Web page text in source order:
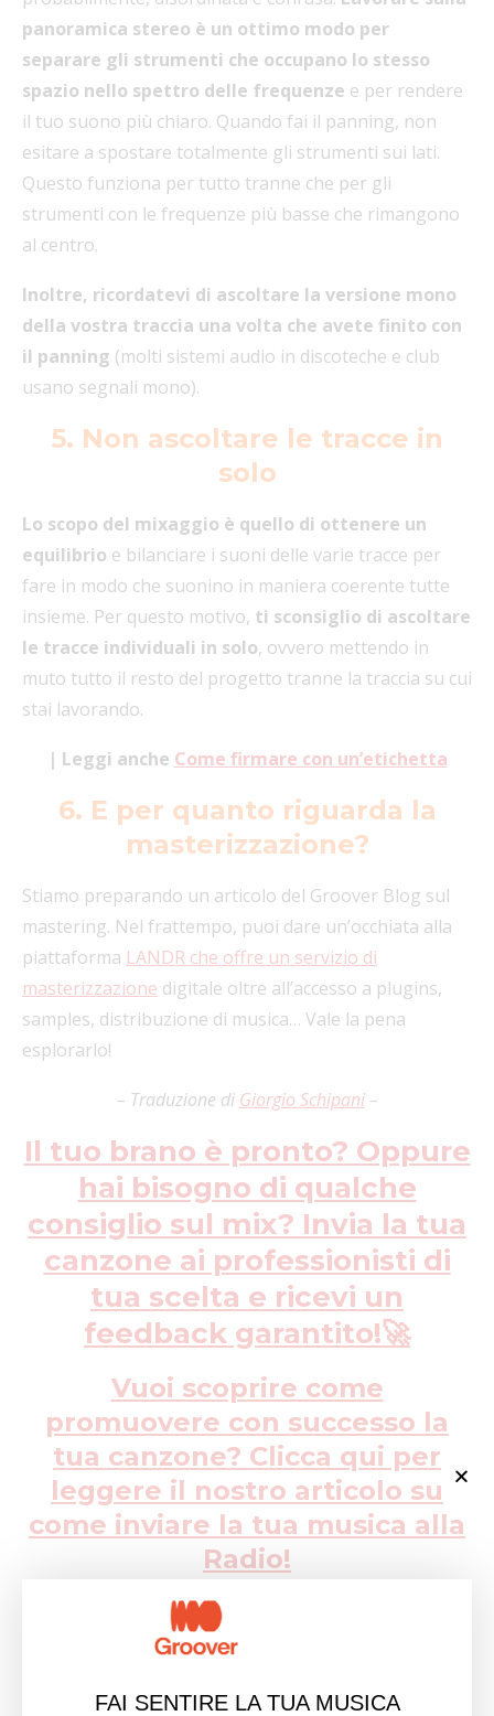
panoramica stereo è un ottimo modo per
separare gli strumenti che occupano lo stesso
spazio nello spettro delle frequenze e per rendere
il tuo suono più chiaro. Quando fai il panning, non
esitare a spostare totalmente gli strumenti sui lati.
Questo funziona per tutto tranne che per gli
strumenti con le frequenze più basse che rimangono
al centro.
Inoltre, ricordatevi di ascoltare la versione mono
della vostra traccia una volta che avete finito con
il panning (molti sistemi audio in discoteche e club
usano segnali mono).
5. Non ascoltare le tracce in
solo
Lo scopo del mixaggio è quello di ottenere un
equilibrio e bilanciare i suoni delle varie tracce per
fare in modo che suonino in maniera coerente tutte
insieme. Per questo motivo, ti sconsiglio di ascoltare
le tracce individuali in solo, ovvero mettendo in
muto tutto il resto del progetto tranne la traccia su cui
stai lavorando.
| Leggi anche Come firmare con un’etichetta
6. E per quanto riguarda la
masterizzazione?
Stiamo preparando un articolo del Groover Blog sul
mastering. Nel frattempo, puoi dare un’occhiata alla
piattaforma LANDR che offre un servizio di
masterizzazione digitale oltre all’accesso a plugins,
samples, distribuzione di musica… Vale la pena
esplorarlo!
– Traduzione di Giorgio Schipani–
Il tuo brano è pronto? Oppure
hai bisogno di qualche
consiglio sul mix? Invia la tua
canzone ai professionisti di
tua scelta e ricevi un
feedback garantito!🚀
Vuoi scoprire come
promuovere con successo la
tua canzone? Clicca qui per
leggere il nostro articolo su
come inviare la tua musica alla
Radio!
FAI SENTIRE LA TUA MUSICA